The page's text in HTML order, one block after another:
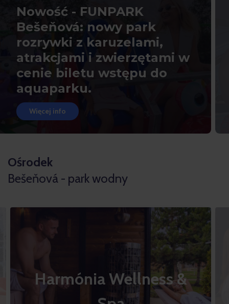
Nowość - FUNPARK
Bešeňová: nowy park
rozrywki z karuzelami,
atrakcjami i zwierzętami w
cenie biletu wstępu do
aquaparku.
Więcej info
Ośrodek
Bešeňová - park wodny
Harmónia Wellness &